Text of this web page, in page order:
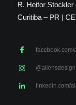
R. Heitor Stockler
Curitiba – PR |
@aliensdesign
linkedin.com/